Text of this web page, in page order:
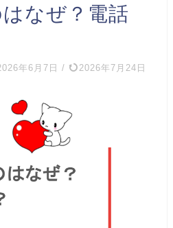
なぜ？電話
年6月7日 / 2026年7月24日